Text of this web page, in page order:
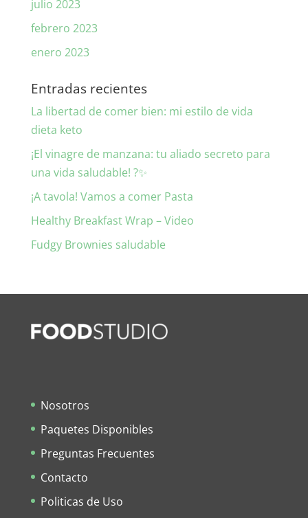
julio 2023
febrero 2023
enero 2023
Entradas recientes
La libertad de comer bien: mi estilo de vida
dieta keto
¡El vinagre de manzana: tu aliado secreto para
una vida saludable! ?✨
¡A tavola! Vamos a comer Pasta
Healthy Breakfast Wrap – Video
Fudgy Brownies saludable
Nosotros
Paquetes Disponibles
Preguntas Frecuentes
Contacto
Politicas de Uso